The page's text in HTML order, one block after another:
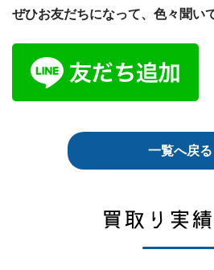
ぜひお友だちになって、色々聞い
一覧へ戻る